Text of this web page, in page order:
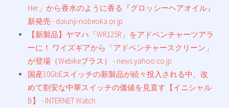
Her」から香水のように香る『グロッシーヘアオイル』
新発売 - daiunji-nobeoka.or.jp
【新製品】ヤマハ「WR125R」をアドベンチャーツアラ
ーに！ ワイズギアから「アドベンチャースクリーン」
が登場（Webikeプラス） - news.yahoo.co.jp
国産10GbEスイッチの新製品が続々投入される中、改
めて割安な中華スイッチの価値を見直す【イニシャル
B】 - INTERNET Watch